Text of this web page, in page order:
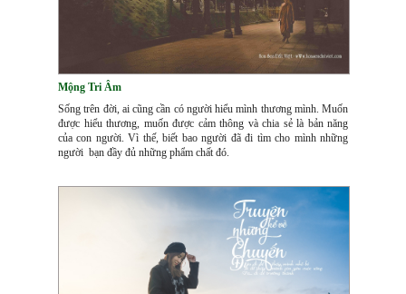
Mộng Tri Âm
Sống trên đời, ai cũng cần có người hiểu mình thương mình. Muốn
được hiểu thương, muốn được cảm thông và chia sẻ là bản năng
của con người. Vì thế, biết bao người đã đi tìm cho mình những
người bạn đầy đủ những phẩm chất đó.